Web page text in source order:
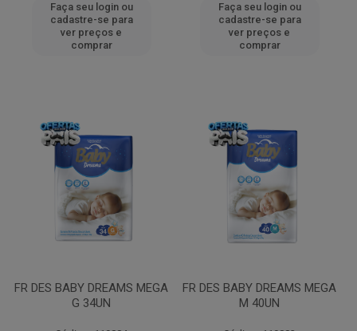
Faça seu login ou
cadastre-se para
ver preços e
comprar
Faça seu login ou
cadastre-se para
ver preços e
comprar
FR DES BABY DREAMS MEGA
G 34UN
FR DES BABY DREAMS MEGA
M 40UN